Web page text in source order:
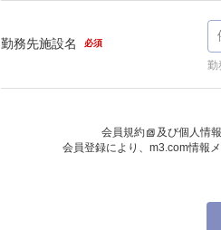
勤務先施設名 必須
勤
会員規約 及び個人情
会員登録により、 m3.com情報